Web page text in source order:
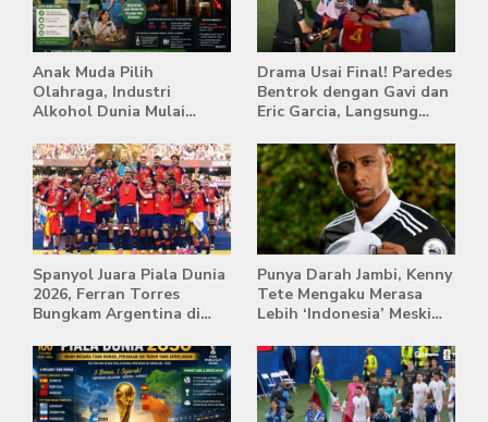
Anak Muda Pilih
Olahraga, Industri
Alkohol Dunia Mulai
Drama Usai Final! Paredes
Bentrok dengan Gavi dan
Eric Garcia, Langsung
Spanyol Juara Piala Dunia
2026, Ferran Torres
Bungkam Argentina di
Punya Darah Jambi, Kenny
Tete Mengaku Merasa
Lebih ‘Indonesia’ Meski